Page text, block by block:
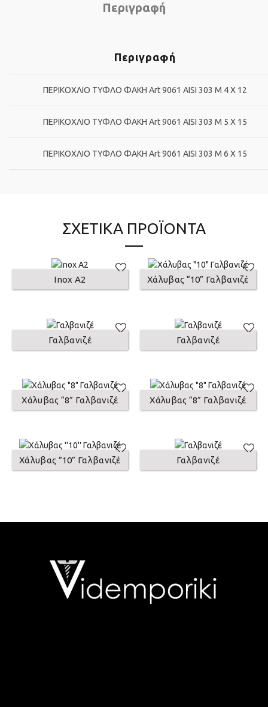
Περιγραφή
Περιγραφή
ΠΕΡΙΚΟΧΛΙΟ ΤΥΦΛΟ ΦΑΚΗ Art 9061 AISI 303 M 4 X 12
ΠΕΡΙΚΟΧΛΙΟ ΤΥΦΛΟ ΦΑΚΗ Art 9061 AISI 303 M 5 X 15
ΠΕΡΙΚΟΧΛΙΟ ΤΥΦΛΟ ΦΑΚΗ Art 9061 AISI 303 M 6 X 15
ΣΧΕΤΙΚΆ ΠΡΟΪΌΝΤΑ
Inox A2 Χάλυβας “10” Γαλβανιζέ
Γαλβανιζέ Γαλβανιζέ
Χάλυβας “8” Γαλβανιζέ Χάλυβας “8” Γαλβανιζέ
Χάλυβας ”10” Γαλβανιζέ Γαλβανιζέ